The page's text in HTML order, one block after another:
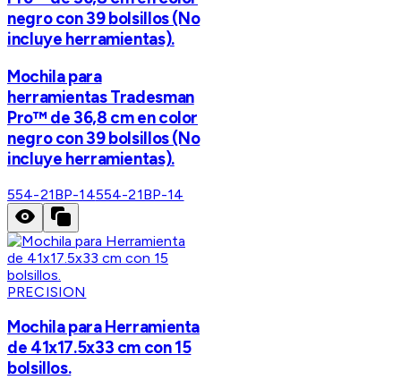
negro con 39 bolsillos (No
incluye herramientas).
Mochila para
herramientas Tradesman
Pro™ de 36,8 cm en color
negro con 39 bolsillos (No
incluye herramientas).
554-21BP-14554-21BP-14
PRECISION
Mochila para Herramienta
de 41x17.5x33 cm con 15
bolsillos.